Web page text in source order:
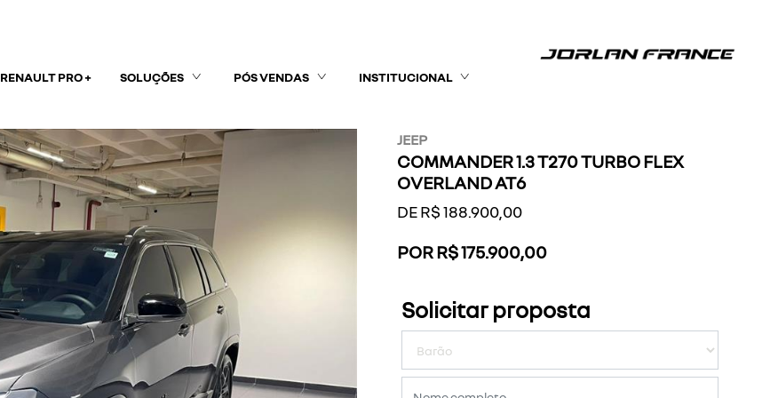
RENAULT PRO + SOLUÇÕES PÓS VENDAS INSTITUCIONAL
JEEP
COMMANDER 1.3 T270 TURBO FLEX
OVERLAND AT6
DE R$ 188.900,00
POR R$ 175.900,00
Solicitar proposta